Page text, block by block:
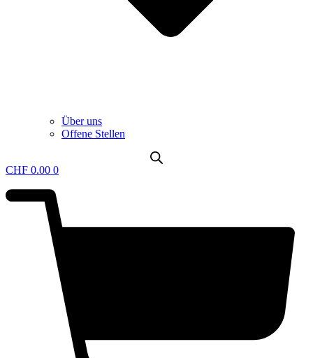
Über uns
Offene Stellen
CHF 0.00 0